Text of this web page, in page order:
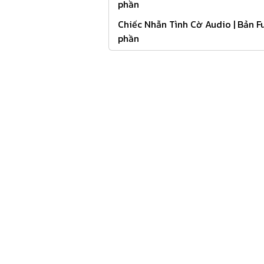
phần
Chiếc Nhẫn Tình Cờ Audio | Bản
phần